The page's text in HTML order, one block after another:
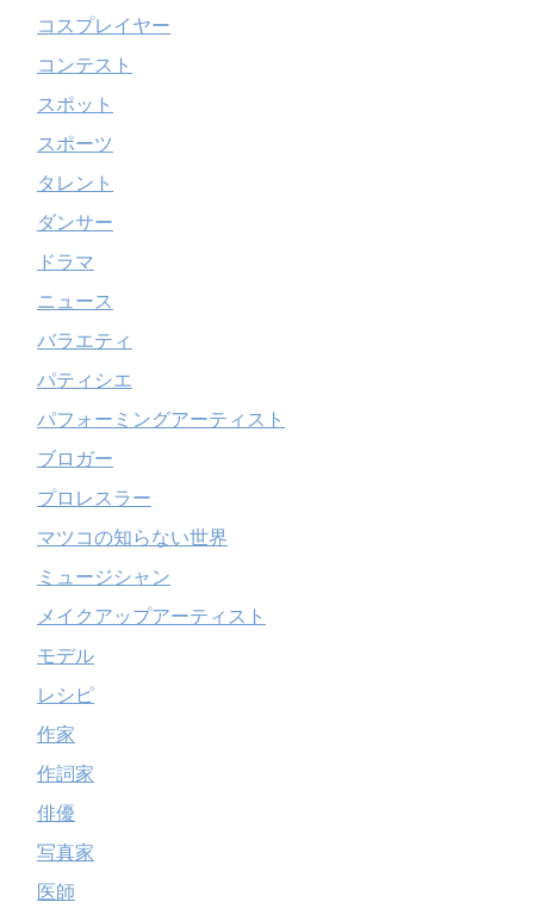
コスプレイヤー
コンテスト
スポット
スポーツ
タレント
ダンサー
ドラマ
ニュース
バラエティ
パティシエ
パフォーミングアーティスト
ブロガー
プロレスラー
マツコの知らない世界
ミュージシャン
メイクアップアーティスト
モデル
レシピ
作家
作詞家
俳優
写真家
医師